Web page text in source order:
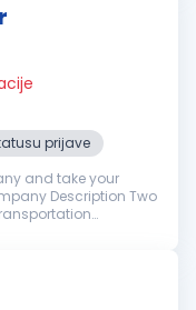
prijave
and take your
Description Two